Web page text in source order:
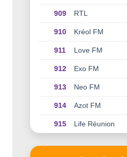
909 RTL
910 Kréol FM
911 Love FM
912 Exo FM
913 Neo FM
914 Azot FM
915 Life Réunion